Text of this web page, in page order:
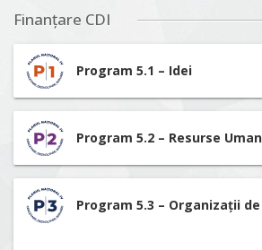
Finanțare CDI
Program 5.1 – Idei
Program 5.2 – Resurse
Program 5.3 – Organizații